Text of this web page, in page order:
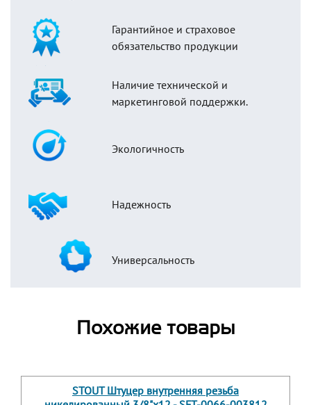
Гарантийное и страховое
обязательство продукции
Наличие технической и
маркетинговой поддержки.
Экологичность
Надежность
Универсальность
Похожие товары
STOUT Штуцер внутренняя резьба